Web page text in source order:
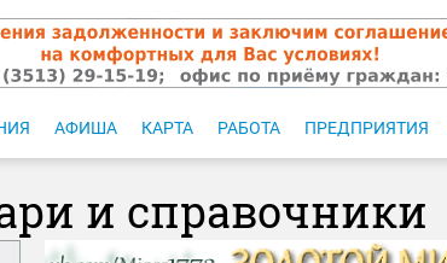
АФИША КАРТА РАБОТА ПРЕДПРИЯТИЯ
и справочники